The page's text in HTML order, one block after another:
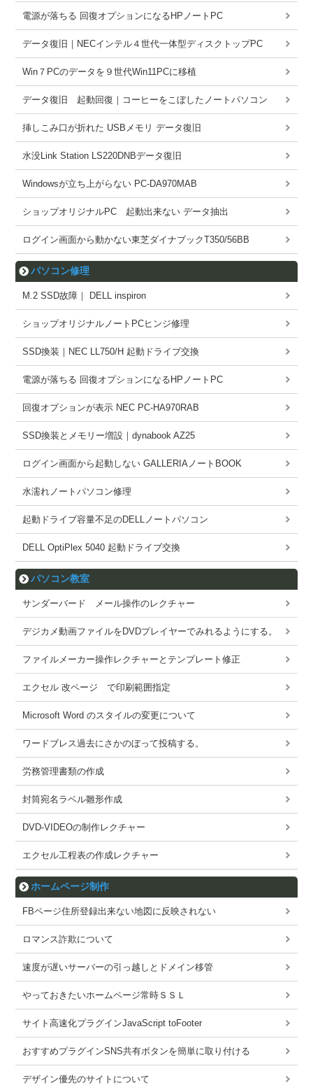
電源が落ちる 回復オプションになるHPノートPC
データ復旧｜NECインテル４世代一体型ディスクトップPC
Win７PCのデータを９世代Win11PCに移植
データ復旧 起動回復｜コーヒーをこぼしたノートパソコン
挿しこみ口が折れた USBメモリ データ復旧
水没Link Station LS220DNBデータ復旧
Windowsが立ち上がらない PC-DA970MAB
ショップオリジナルPC 起動出来ない データ抽出
ログイン画面から動かない東芝ダイナブックT350/56BB
パソコン修理
M.2 SSD故障｜ DELL inspiron
ショップオリジナルノートPCヒンジ修理
SSD換装｜NEC LL750/H 起動ドライブ交換
電源が落ちる 回復オプションになるHPノートPC
回復オプションが表示 NEC PC-HA970RAB
SSD換装とメモリー増設｜dynabook AZ25
ログイン画面から起動しない GALLERIAノートBOOK
水濡れノートパソコン修理
起動ドライブ容量不足のDELLノートパソコン
DELL OptiPlex 5040 起動ドライブ交換
パソコン教室
サンダーバード メール操作のレクチャー
デジカメ動画ファイルをDVDプレイヤーでみれるようにする。
ファイルメーカー操作レクチャーとテンプレート修正
エクセル 改ページ で印刷範囲指定
Microsoft Word のスタイルの変更について
ワードブレス過去にさかのぼって投稿する。
労務管理書類の作成
封筒宛名ラベル雛形作成
DVD-VIDEOの制作レクチャー
エクセル工程表の作成レクチャー
ホームページ制作
FBページ住所登録出来ない地図に反映されない
ロマンス詐欺について
速度が遅いサーバーの引っ越しとドメイン移管
やっておきたいホームページ常時ＳＳＬ
サイト高速化プラグインJavaScript toFooter
おすすめプラグインSNS共有ボタンを簡単に取り付ける
デザイン優先のサイトについて